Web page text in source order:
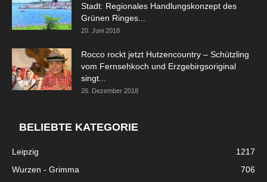
Stadt: Regionales Handlungskonzept des
Grünen Ringes...
20. Juni 2018
Rocco rockt jetzt Hutzencountry – Schützling
vom Fernsehkoch und Erzgebirgsoriginal
singt...
26. Dezember 2018
BELIEBTE KATEGORIE
Leipzig
1217
Wurzen - Grimma
706